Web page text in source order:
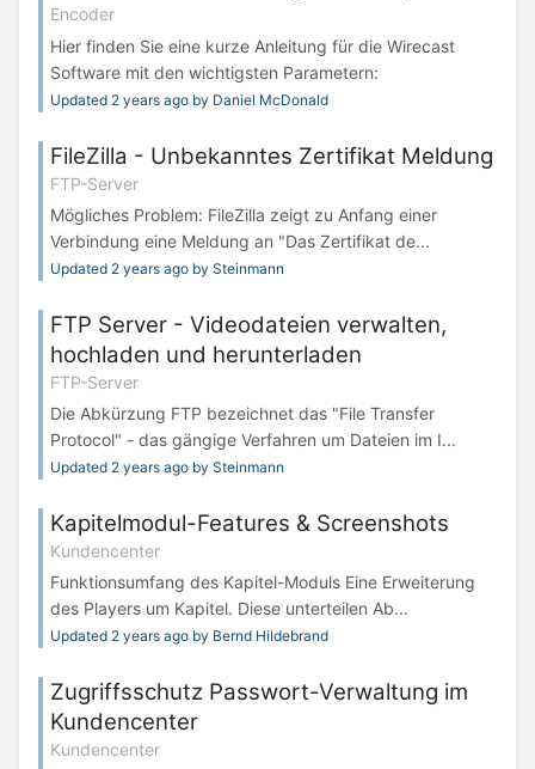
Encoder
Hier finden Sie eine kurze Anleitung für die Wirecast
Software mit den wichtigsten Parametern:
Updated 2 years ago by Daniel McDonald
FileZilla - Unbekanntes Zertifikat Meldung
FTP-Server
Mögliches Problem: FileZilla zeigt zu Anfang einer
Verbindung eine Meldung an "Das Zertifikat de...
Updated 2 years ago by Steinmann
FTP Server - Videodateien verwalten,
hochladen und herunterladen
FTP-Server
Die Abkürzung FTP bezeichnet das "File Transfer
Protocol" - das gängige Verfahren um Dateien im I...
Updated 2 years ago by Steinmann
Kapitelmodul-Features & Screenshots
Kundencenter
Funktionsumfang des Kapitel-Moduls Eine Erweiterung
des Players um Kapitel. Diese unterteilen Ab...
Updated 2 years ago by Bernd Hildebrand
Zugriffsschutz Passwort-Verwaltung im
Kundencenter
Kundencenter